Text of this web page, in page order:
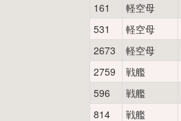
161
軽空母
531
軽空母
2673
軽空母
2759
戦艦
596
戦艦
814
戦艦